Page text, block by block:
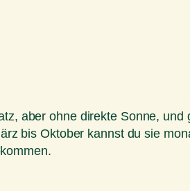
aber ohne direkte Sonne, und
bis Oktober kannst du sie